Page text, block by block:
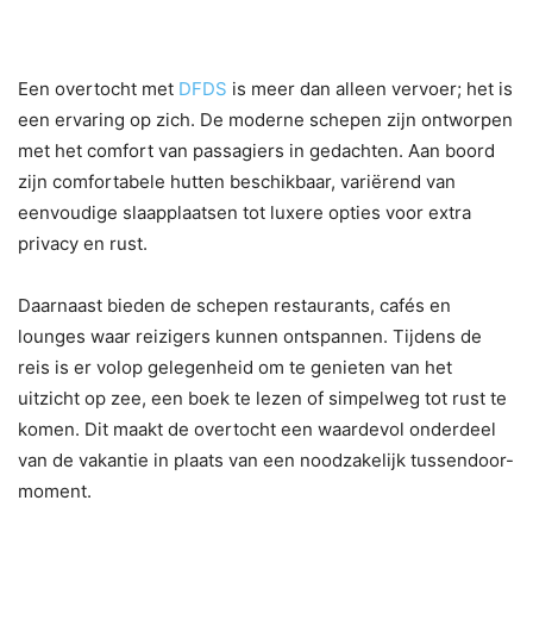
Een overtocht met DFDS is meer dan alleen vervoer; het is
een ervaring op zich. De moderne schepen zijn ontworpen
met het comfort van passagiers in gedachten. Aan boord
zijn comfortabele hutten beschikbaar, variërend van
eenvoudige slaapplaatsen tot luxere opties voor extra
privacy en rust.
Daarnaast bieden de schepen restaurants, cafés en
lounges waar reizigers kunnen ontspannen. Tijdens de
reis is er volop gelegenheid om te genieten van het
uitzicht op zee, een boek te lezen of simpelweg tot rust te
komen. Dit maakt de overtocht een waardevol onderdeel
van de vakantie in plaats van een noodzakelijk tussendoor-
moment.